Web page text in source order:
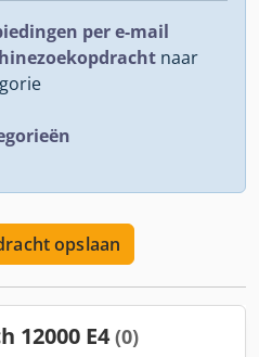
per e-mail
naar
opslaan
12000 E4 (0)